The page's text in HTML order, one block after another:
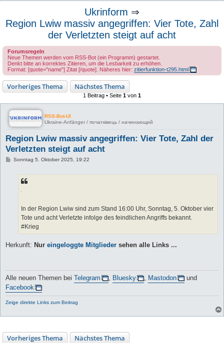
Ukrinform ⇒
Region Lwiw massiv angegriffen: Vier Tote, Zahl
der Verletzten steigt auf acht
Forumsregeln
Neue Themen werden vom RSS-Bot (ein Programm) gestartet.
Denkt bitte an korrektes Zitieren, um die Lesbarkeit zu erhöhen.
Format: [quote="name"] Zitat [/quote]. Näheres hier: zitierfunktion-t295.html
Vorheriges Thema Nächstes Thema
1 Beitrag • Seite 1 von 1
RSS-Bot-UI
Ukraine-Anfänger / початківець / начинающий
Region Lwiw massiv angegriffen: Vier Tote, Zahl der
Verletzten steigt auf acht
BSonntag 5. Oktober 2025, 19:22
In der Region Lwiw sind zum Stand 16:00 Uhr, Sonntag, 5. Oktober vier
Tote und acht Verletzte infolge des feindlichen Angriffs bekannt.
#Krieg
Herkunft: Nur eingeloggte Mitglieder sehen alle Links ...
Alle neuen Themen bei Telegram Bluesky Mastodon
und
Facebook
Zeige direkte Links zum Beitrag
Vorheriges Thema Nächstes Thema